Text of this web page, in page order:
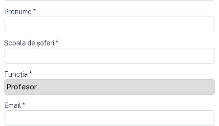
Prenume *
Școala de șoferi *
Funcția *
Email *